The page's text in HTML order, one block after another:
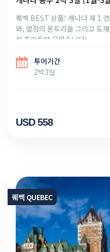
퀘벡 BEST 상품! 캐나다 제 1
와, 열정의 몬트리올 그리고 도
심 포인트만 모았습니다!
USD 558
투어기간
2박3일
퀘벡 QUEBEC